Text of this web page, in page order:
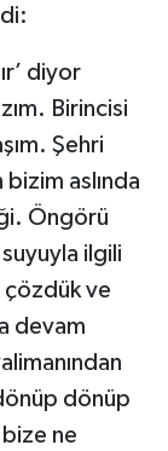
diyor
Birincisi
Şehri
aslında
Öngörü
ilgili
çözdük ve
devam
dönüp
ne